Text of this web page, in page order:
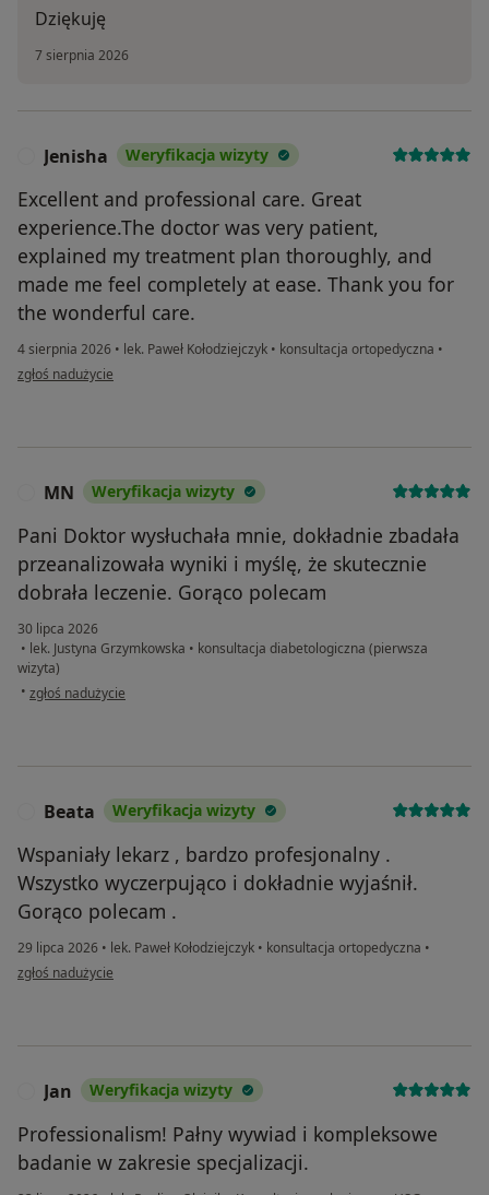
Dziękuję
7 sierpnia 2026
Jenisha Weryfikacja wizyty
Excellent and professional care. Great
experience.The doctor was very patient,
explained my treatment plan thoroughly, and
made me feel completely at ease. Thank you for
the wonderful care.
4 sierpnia 2026 • lek. Paweł Kołodziejczyk • konsultacja ortopedyczna •
w opinii użytkownika Jenisha
zgłoś nadużycie
MN Weryfikacja wizyty
Pani Doktor wysłuchała mnie, dokładnie zbadała
przeanalizowała wyniki i myślę, że skutecznie
dobrała leczenie. Gorąco polecam
30 lipca 2026
• lek. Justyna Grzymkowska • konsultacja diabetologiczna (pierwsza
wizyta)
• w opinii użytkownika MN
zgłoś nadużycie
Beata Weryfikacja wizyty
Wspaniały lekarz , bardzo profesjonalny .
Wszystko wyczerpująco i dokładnie wyjaśnił.
Gorąco polecam .
29 lipca 2026 • lek. Paweł Kołodziejczyk • konsultacja ortopedyczna •
w opinii użytkownika Beata
zgłoś nadużycie
Jan Weryfikacja wizyty
Professionalism! Pałny wywiad i kompleksowe
badanie w zakresie specjalizacji.